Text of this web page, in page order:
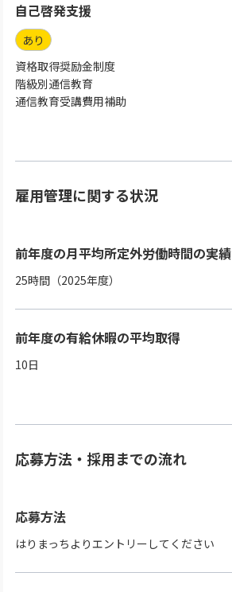
自己啓発支援
あり
資格取得奨励金制度
階級別通信教育
通信教育受講費用補助
雇用管理に関する状況
前年度の月平均所定外労働時間の実績
25時間（2025年度）
前年度の有給休暇の平均取得
10日
応募方法・採用までの流れ
応募方法
はりまっちよりエントリーしてください